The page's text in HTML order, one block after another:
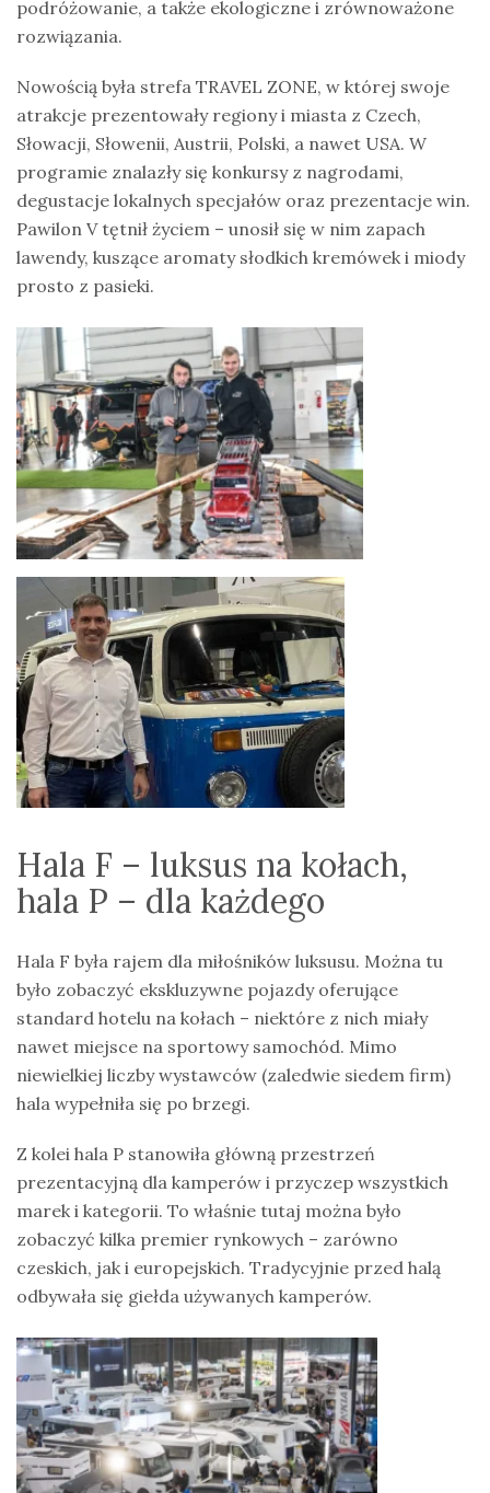
podróżowanie, a także ekologiczne i zrównoważone
rozwiązania.
Nowością była strefa TRAVEL ZONE, w której swoje
atrakcje prezentowały regiony i miasta z Czech,
Słowacji, Słowenii, Austrii, Polski, a nawet USA. W
programie znalazły się konkursy z nagrodami,
degustacje lokalnych specjałów oraz prezentacje win.
Pawilon V tętnił życiem – unosił się w nim zapach
lawendy, kuszące aromaty słodkich kremówek i miody
prosto z pasieki.
Hala F – luksus na kołach,
hala P – dla każdego
Hala F była rajem dla miłośników luksusu. Można tu
było zobaczyć ekskluzywne pojazdy oferujące
standard hotelu na kołach – niektóre z nich miały
nawet miejsce na sportowy samochód. Mimo
niewielkiej liczby wystawców (zaledwie siedem firm)
hala wypełniła się po brzegi.
Z kolei hala P stanowiła główną przestrzeń
prezentacyjną dla kamperów i przyczep wszystkich
marek i kategorii. To właśnie tutaj można było
zobaczyć kilka premier rynkowych – zarówno
czeskich, jak i europejskich. Tradycyjnie przed halą
odbywała się giełda używanych kamperów.